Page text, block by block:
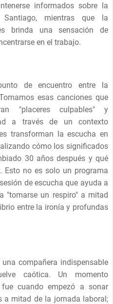
informados sobre la
mientras que la
brinda una sensación de
en el trabajo.
de encuentro entre la
esas canciones que
"placeres culpables" y
a través de un contexto
transforman la escucha en
cómo los significados
30 años después y qué
Esto no es solo un programa
de escucha que ayuda a
"tomarse un respiro" a mitad
entre la ironía y profundas
compañera indispensable
caótica. Un momento
fue cuando empezó a sonar
a mitad de la jornada laboral;